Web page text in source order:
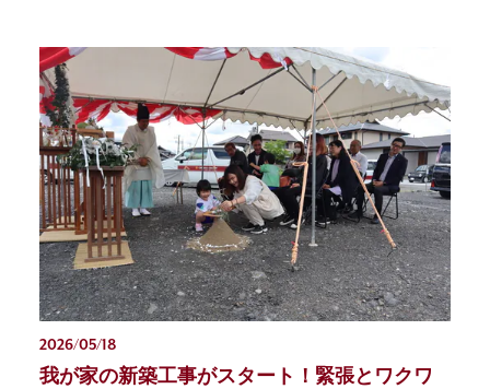
2026/05/18
我が家の新築工事がスタート！緊張とワクワ